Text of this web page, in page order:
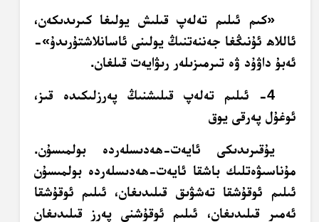
«كىم ئىلىم تەلەپ قىلىش يولىغا كىرىدىكەن،
ئاللاھ ئۇنىڭغا جەننەتنىڭ يولىنى ئاسانلاشتۇرىدۇ»-
ئەبۇ داۋۇد ۋە تىرمىزىلەر رىۋايەت قىلغان.
4- ئىلىم تەلەپ قىلىشنىڭ پەرزلىكىدە قىز،
ئوغۇل پەرقى يوق
يۇقىرىدىكى ئايەت-ھەدىسلەردە بولمىسۇن.
مۇناسىۋەتلىك باشقا ئايەت-ھەدىسلەردە بولمىسۇن
ئىلىم ئوقۇشقا تەشۋىق قىلىدىغان، ئىلىم ئوقۇشقا
ئەمىر قىلىدىغان، ئىلىم ئوقۇشنى پەرز قىلىدىغان